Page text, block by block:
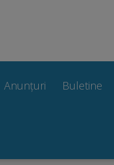
Anunțuri Buletine